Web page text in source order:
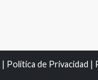
| Política de Privacidad |